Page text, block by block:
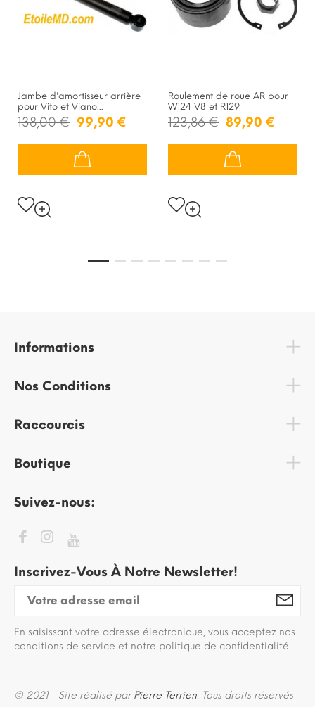
Jambe d'amortisseur arrière
pour Vito et Viano...
138,00 € 99,90 €
Roulement de roue AR pour
W124 V8 et R129
123,86 € 89,90 €
Informations
Nos Conditions
Raccourcis
Boutique
Suivez-nous:
Inscrivez-Vous À Notre Newsletter!
En saisissant votre adresse électronique, vous acceptez nos
conditions de service et notre politique de confidentialité.
© 2021 - Site réalisé parPierre Terrien. Tous droits réservés